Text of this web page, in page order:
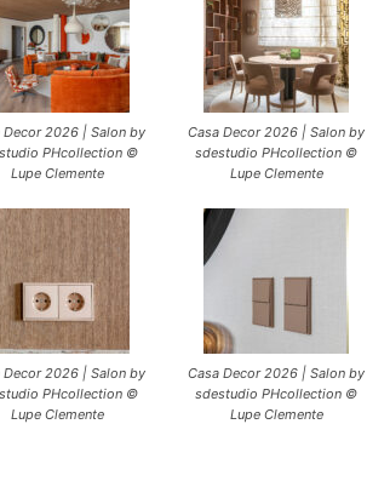
Decor 2026 | Salon by
PHcollection ©
Lupe Clemente
Casa Decor 2026 | Salon by
sdestudio PHcollection ©
Lupe Clemente
Decor 2026 | Salon by
PHcollection ©
Lupe Clemente
Casa Decor 2026 | Salon by
sdestudio PHcollection ©
Lupe Clemente